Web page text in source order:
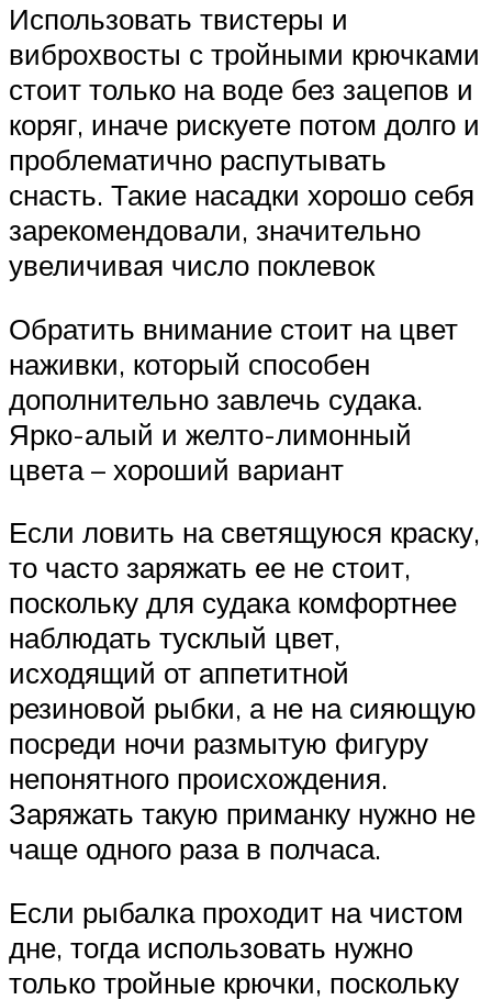
Использовать твистеры и
виброхвосты с тройными крючками
стоит только на воде без зацепов и
коряг, иначе рискуете потом долго и
проблематично распутывать
снасть. Такие насадки хорошо себя
зарекомендовали, значительно
увеличивая число поклевок
Обратить внимание стоит на цвет
наживки, который способен
дополнительно завлечь судака.
Ярко-алый и желто-лимонный
цвета – хороший вариант
Если ловить на светящуюся краску,
то часто заряжать ее не стоит,
поскольку для судака комфортнее
наблюдать тусклый цвет,
исходящий от аппетитной
резиновой рыбки, а не на сияющую
посреди ночи размытую фигуру
непонятного происхождения.
Заряжать такую приманку нужно не
чаще одного раза в полчаса.
Если рыбалка проходит на чистом
дне, тогда использовать нужно
только тройные крючки, поскольку